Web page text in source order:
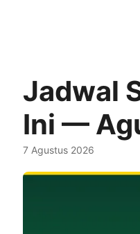
Jadwal
Ini —
7 Agustus 2026